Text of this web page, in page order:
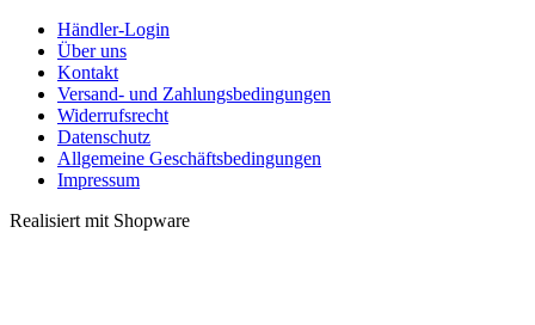
Händler-Login
Über uns
Kontakt
Versand- und Zahlungsbedingungen
Widerrufsrecht
Datenschutz
Allgemeine Geschäftsbedingungen
Impressum
Realisiert mit Shopware